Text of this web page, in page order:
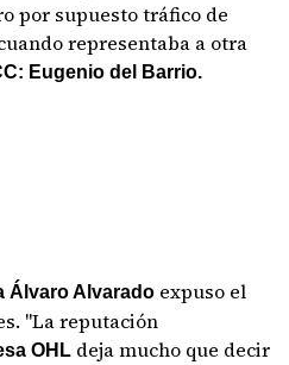
por supuesto tráfico de
representaba a otra
Eugenio del Barrio.
Álvaro Alvarado expuso el
"La reputación
OHL deja mucho que decir